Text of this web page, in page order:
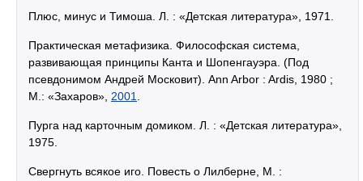
Плюс, минус и Тимоша. Л. : «Детская литература», 1971.
Практическая метафизика. Философская система,
развивающая принципы Канта и Шопенгауэра. (Под
псевдонимом Андрей Московит). Ann Arbor : Ardis, 1980 ;
М.: «Захаров», 2001
Пурга над карточным домиком. Л. : «Детская литература»,
1975.
Свергнуть всякое иго. Повесть о Лилберне, M. :